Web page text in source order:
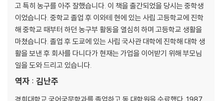
고 특히 농구를 아주 잘했습니다. 이 책을 출간되었을 당시는 중학생
이었습니다. 중학교 졸업 후 이와테 현에 있는 사립 고등학교에 진학
해 중학교 때부터 하던 농구부 활동을 열심히 하며 고등학교 생활을
마쳤습니다. 졸업 후 도쿄에 있는 사립 국사관 대학에 진학해 대학 생
활을 보낸 후 회사를 다니다가 현재는 가업을 이어받기 위해 부모님
일을 도와 드리고 있습니다.
역자 : 김난주